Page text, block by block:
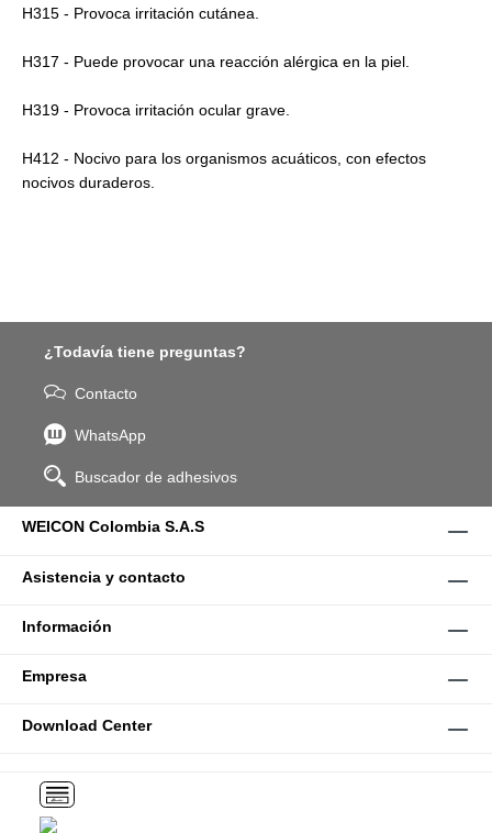
H315 - Provoca irritación cutánea.
H317 - Puede provocar una reacción alérgica en la piel.
H319 - Provoca irritación ocular grave.
H412 - Nocivo para los organismos acuáticos, con efectos
nocivos duraderos.
¿Todavía tiene preguntas?
Contacto
WhatsApp
Buscador de adhesivos
WEICON Colombia S.A.S
Asistencia y contacto
Información
Empresa
Download Center